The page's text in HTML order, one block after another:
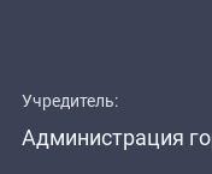
Учредитель:
Администрация